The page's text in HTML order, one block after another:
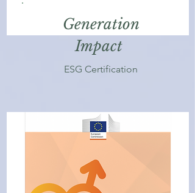
Generation
Impact
ESG Certification